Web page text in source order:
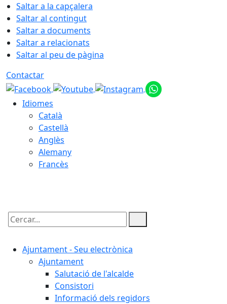
Saltar a la capçalera
Saltar al contingut
Saltar a documents
Saltar a relacionats
Saltar al peu de pàgina
Contactar
Idiomes
Català
Castellà
Anglès
Alemany
Francès
Cercar:
Ajuntament - Seu electrònica
Ajuntament
Salutació de l'alcalde
Consistori
Informació dels regidors